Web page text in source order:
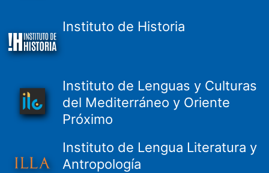
Instituto de Historia
Instituto de Lenguas y Culturas
del Mediterráneo y Oriente
Próximo
Instituto de Lengua Literatura y
Antropología